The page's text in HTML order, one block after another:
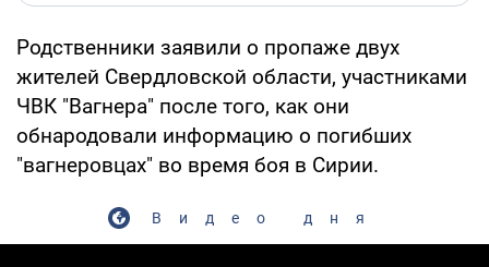
Родственники заявили о пропаже двух
жителей Свердловской области, участниками
ЧВК "Вагнера" после того, как они
обнародовали информацию о погибших
"вагнеровцах" во время боя в Сирии.
Видео дня